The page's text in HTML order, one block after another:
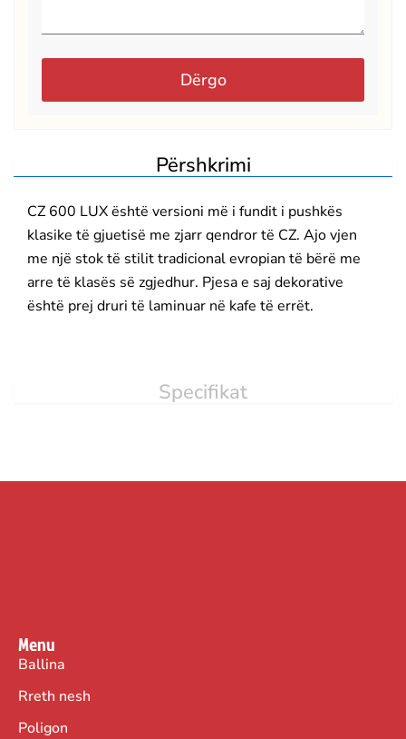
Dërgo
Përshkrimi
Specifikat
CZ 600 LUX është versioni më i fundit i pushkës
klasike të gjuetisë me zjarr qendror të CZ. Ajo vjen
me një stok të stilit tradicional evropian të bërë me
arre të klasës së zgjedhur. Pjesa e saj dekorative
është prej druri të laminuar në kafe të errët.
Menu
Ballina
Rreth nesh
Poligon